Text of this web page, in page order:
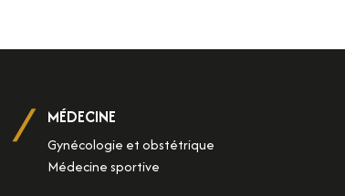
MÉDECINE
Gynécologie et obstétrique
Médecine sportive